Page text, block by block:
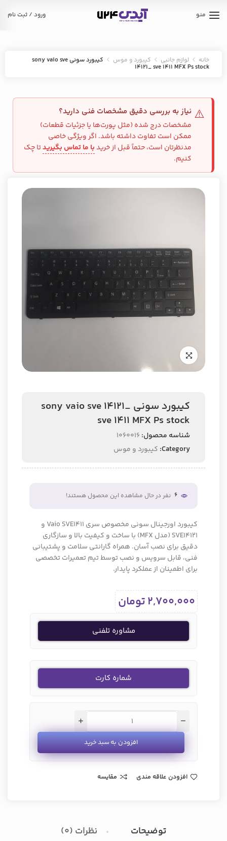
منو ورود / ثبت نام
خانه لوازم جانبی کیبورد و موس کیبورد سونی sony vaio sve
14121_ sve 1411 MFX Ps stock
⚠️ نیاز به بررسی دقیق مشخصات فنی دارید؟
مشخصات درج شده (مثل پورت‌ها یا جزئیات قطعات)
ممکن است تفاوت داشته باشد. اگر ویژگی خاصی
مدنظرتان است، حتماً قبل از خریدبا ما تماس بگیریدتا چک
کنیم.
کیبورد سونی sony vaio sve 14121_
sve 1411 MFX Ps stock
شناسه محصول: 1060016
Category: کیبورد و موس
6 نفر در حال مشاهده این محصول هستند!
کیبورد اورجینال سونی مخصوص سری Vaio SVE1411 و
SVE14121 (مدل MFX) با ساخت و کیفیت بالا و سازگاری
دقیق برای نصب آسان. همراه گارانتی سلامت و پشتیبانی
فنی، قابل سرویس و نصب توسط تیم تعمیرات تخصصی
برای اطمینان از عملکرد پایدار.
2,700,000تومان
مشاوره تلفنی
شماره کارت
افزودن به سبد خرید
افزودن علاقه مندی مقایسه
توضیحات نظرات (0)